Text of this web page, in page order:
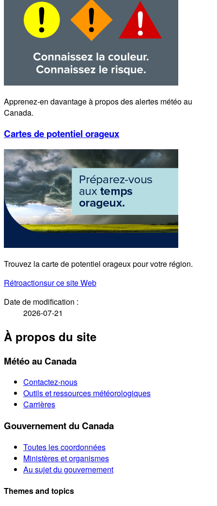
Apprenez-en davantage à propos des alertes météo au
Canada.
Cartes de potentiel orageux
Trouvez la carte de potentiel orageux pour votre région.
Rétroactionsur ce site Web
Date de modification :
2026-07-21
À propos du site
Météo au Canada
Contactez-nous
Outils et ressources météorologiques
Carrières
Gouvernement du Canada
Toutes les coordonnées
Ministères et organismes
Au sujet du gouvernement
Themes and topics